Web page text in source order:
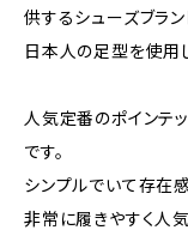
供するシューズブラン
日本人の足型を使用
人気定番のポインテ
です。
シンプルでいて存在
非常に履きやすく人気